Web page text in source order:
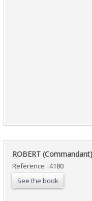
‎ROBERT (Commandant)‎
Reference : 4180
See the book